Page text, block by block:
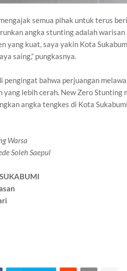
semua pihak untuk terus
angka stunting adalah
yang kuat, saya yakin Kota
saing,” pungkasnya.
pengingat bahwa perjuangan
yang lebih cerah. New Zero
angka tengkes di Kota
Warsa
Soleh Saepul